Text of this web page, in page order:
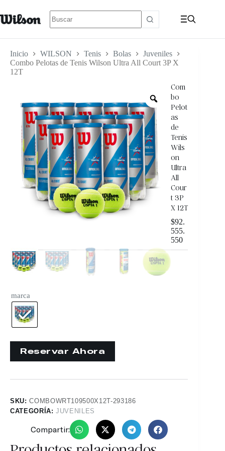
Inicio WILSON Tenis Bolas
Juveniles
Combo Pelotas de Tenis Wilson Ultra All Court 3P X
12T
Com
bo
Pelot
as
de
Tenis
Wils
on
Ultra
All
Cour
t 3P
X 12T
$92.
555.
550
marca
SKU:COMBOWRT109500X12T-293186
CATEGORÍA:JUVENILES
Compartir: